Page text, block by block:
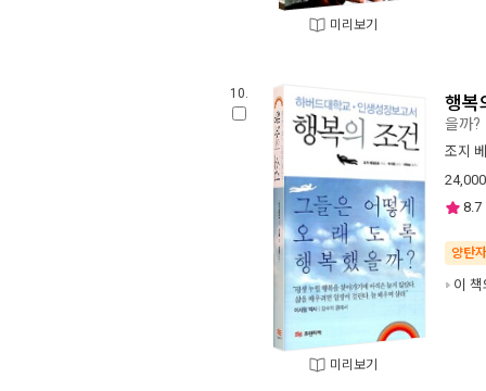
미리보기
10.
미리보기
행복
을까?
조지
24,000
8.7
양탄
이